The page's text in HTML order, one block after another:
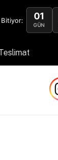
01
GÜN